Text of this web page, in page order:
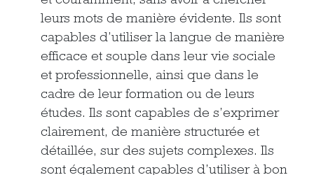
leurs mots de manière évidente. Ils sont
capables d’utiliser la langue de manière
efficace et souple dans leur vie sociale
et professionnelle, ainsi que dans le
cadre de leur formation ou de leurs
études. Ils sont capables de s’exprimer
clairement, de manière structurée et
détaillée, sur des sujets complexes. Ils
sont également capables d’utiliser à bon